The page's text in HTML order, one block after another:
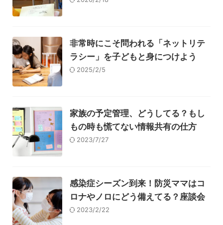
非常時にこそ問われる「ネットリテ
ラシー」を子どもと身につけよう
2025/2/5
家族の予定管理、どうしてる？もし
もの時も慌てない情報共有の仕方
2023/7/27
感染症シーズン到来！防災ママはコ
ロナやノロにどう備えてる？座談会
2023/2/22